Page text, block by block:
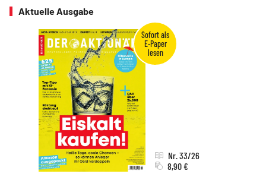
Aktuelle Ausgabe
Nr. 33/26
8,90 €